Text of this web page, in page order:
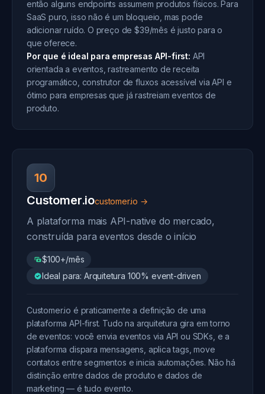
então alguns endpoints assumem produtos físicos. Para
SaaS puro, isso não é um bloqueio, mas pode
adicionar ruído. O preço de $39/mês é justo para o
que oferece.
Por que é ideal para empresas API-first: API
orientada a eventos, rastreamento de receita
programático, construtor de fluxos acessível via API e
ótimo para empresas que já rastreiam eventos de
produto.
10
Customer.iocustomer.io →
A plataforma mais API-native do mercado,
construída para eventos desde o início
$100+/mês
Ideal para: Arquitetura 100% event-driven
Customer.io é praticamente a definição de uma
plataforma API-first. Tudo na arquitetura gira em torno
de eventos: você envia eventos via API ou SDKs, e a
plataforma dispara mensagens, aplica tags, move
contatos entre segmentos e inicia automações. Não há
distinção entre dados de produto e dados de
marketing — é tudo evento.